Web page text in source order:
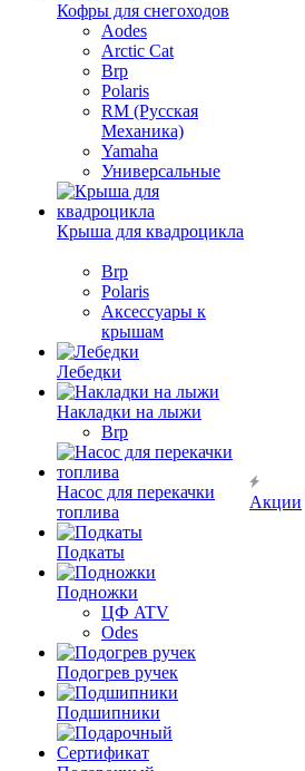
Кофры для снегоходов
Aodes
Arctic Cat
Brp
Polaris
RM (Русская
Механика)
Yamaha
Универсальные
Крыша для квадроцикла
Brp
Polaris
Аксессуары к
крышам
Лебедки
Накладки на лыжи
Brp
Насос для перекачки
топлива
Подкаты
Подножки
ЦФ ATV
Odes
Подогрев ручек
Подшипники
Акции